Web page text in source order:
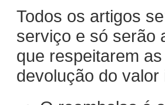
Todos os artigos
serviço e só serão
que respeitarem
devolução do